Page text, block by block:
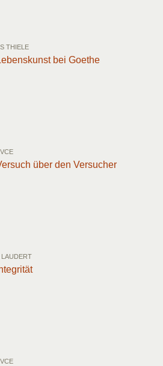
THIELE
bei Goethe
über den Versucher